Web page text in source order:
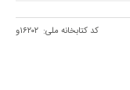
کد کتابخانه ملی: ۱۶۲۰۲و